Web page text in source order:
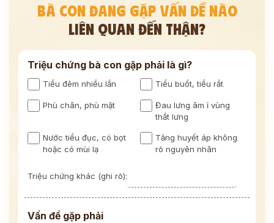
BÀ CON ĐANG GẶP VẤN ĐỀ NÀO
LIÊN QUAN ĐẾN THẬN?
Triệu chứng bà con gặp phải là gì?
Tiểu đêm nhiều lần Tiểu buốt, tiểu rắt
Phù chân, phù mặt
Đau lưng âm ỉ vùng
thắt lưng
Nước tiểu đục, có bọt
hoặc có mùi lạ
Tăng huyết áp không
rõ nguyên nhân
Triệu chứng khác (ghi rõ):
Vấn đề gặp phải